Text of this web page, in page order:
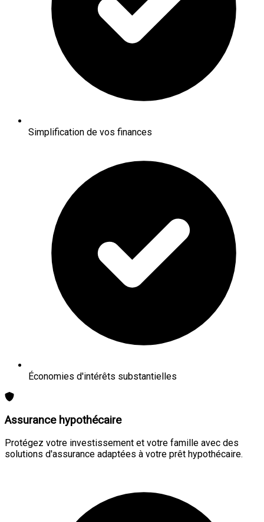
Simplification de vos finances
Économies d'intérêts substantielles
Assurance hypothécaire
Protégez votre investissement et votre famille avec des
solutions d'assurance adaptées à votre prêt hypothécaire.